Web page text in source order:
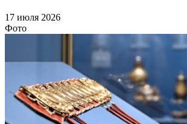
17 июля 2026
Фото